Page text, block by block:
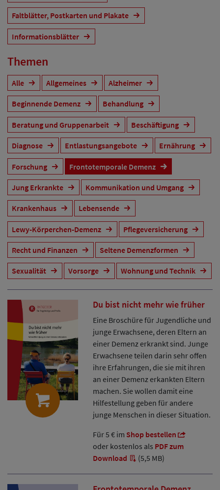
Faltblätter, Postkarten und Plakate
Informationsblätter
Themen
Alle Allgemeines Alzheimer
Beginnende Demenz Behandlung
Beratung und Gruppenarbeit Beschäftigung
Diagnose Entlastungsangebote Ernährung
Forschung Frontotemporale Demenz
Jung Erkrankte Kommunikation und Umgang
Krankenhaus Lebensende
Lewy-Körperchen-Demenz Pflegeversicherung
Recht und Finanzen Seltene Demenzformen
Sexualität Vorsorge Wohnung und Technik
Du bist nicht mehr wie früher
Eine Broschüre für Jugendliche und
junge Erwachsene, deren Eltern an
einer Demenz erkrankt sind. Junge
Erwachsene teilen darin sehr offen
ihre Erfahrungen, die sie mit ihren
an einer Demenz erkankten Eltern
machen. Sie wollen damit eine
Hilfestellung geben für andere
junge Menschen in dieser Situation.
Für 5 € im Shop bestellen
oder kostenlos als PDF zum
Download
(5,5 MB)